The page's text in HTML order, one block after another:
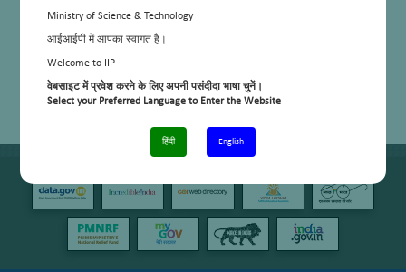
Ministry of Science & Technology
आईआईपी में आपका स्वागत है।
Welcome to IIP
वेबसाइट में प्रवेश करने के लिए अपनी पसंदीदा भाषा चुनें।
Select your Preferred Language to Enter the Website
हिंदी English